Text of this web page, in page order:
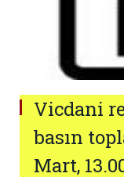
Vicdani
basın
Mart,